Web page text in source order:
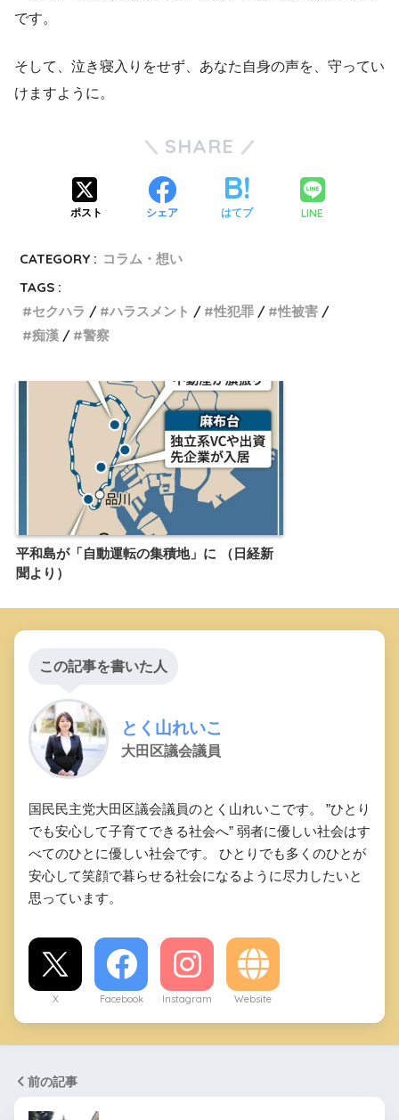
です。
そして、泣き寝入りをせず、あなた自身の声を、守ってい
けますように。
SHARE
ポスト シェア はてブ LINE
CATEGORY : コラム・想い
TAGS :
セクハラ
ハラスメント 性犯罪
性被害
痴漢
警察
平和島が「自動運転の集積地」に （日経新
聞より）
この記事を書いた人
とく山れいこ
大田区議会議員
国民民主党大田区議会議員のとく山れいこです。 ”ひとり
でも安心して子育てできる社会へ” 弱者に優しい社会はす
べてのひとに優しい社会です。 ひとりでも多くのひとが
安心して笑顔で暮らせる社会になるように尽力したいと
思っています。
X Facebook Instagram Website
前の記事